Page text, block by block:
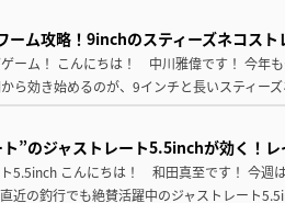
ーム攻略！9inchのスティーズネコス
ーム！ こんにちは！ 中川雅偉です！ 今年
ら効き始めるのが、9インチと長いスティー
”のジャストレート5.5inchが効く！
5.5inch こんにちは！ 和田真至です！ 今週
直近の釣行でも絶賛活躍中のジャストレート